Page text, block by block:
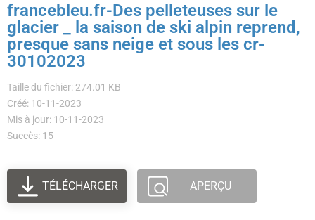
francebleu.fr-Des pelleteuses sur le
glacier _ la saison de ski alpin reprend,
presque sans neige et sous les cr-
30102023
Taille du fichier: 274.01 KB
Créé: 10-11-2023
Mis à jour: 10-11-2023
Succès: 15
TÉLÉCHARGER APERÇU